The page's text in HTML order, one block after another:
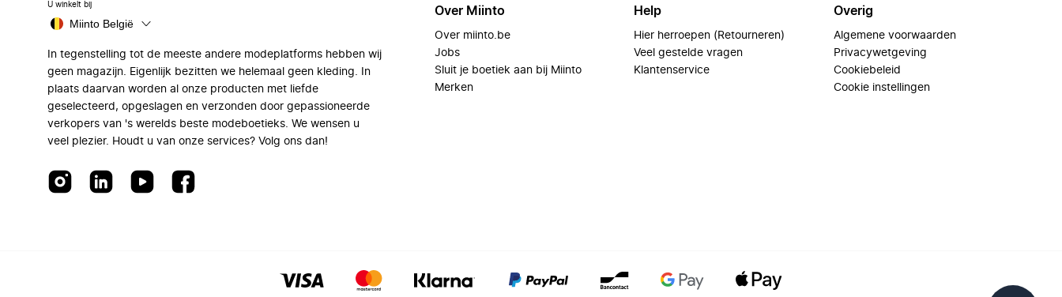
U winkelt bij
Miinto België
In tegenstelling tot de meeste andere modeplatforms hebben wij
geen magazijn. Eigenlijk bezitten we helemaal geen kleding. In
plaats daarvan worden al onze producten met liefde
geselecteerd, opgeslagen en verzonden door gepassioneerde
verkopers van 's werelds beste modeboetieks. We wensen u
veel plezier. Houdt u van onze services? Volg ons dan!
Over Miinto
Over miinto.be
Jobs
Sluit je boetiek aan bij Miinto
Merken
Help
Hier herroepen (Retourneren)
Veel gestelde vragen
Klantenservice
Overig
Algemene voorwaarden
Privacywetgeving
Cookiebeleid
Cookie instellingen